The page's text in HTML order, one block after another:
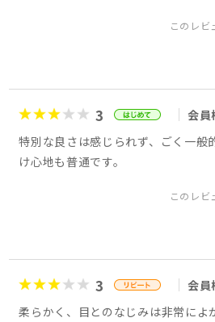
このレビ
3 会員
特別な良さは感じられず、ごく一般
け心地も普通です。
このレビ
3 会員
柔らかく、目とのなじみは非常によ